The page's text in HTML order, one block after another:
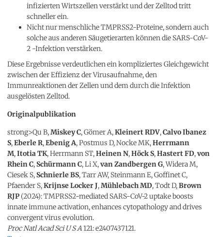
infizierten Wirtszellen verstärkt und der Zelltod tritt
schneller ein.
Nicht nur menschliche TMPRSS2-Proteine, sondern auch
solche aus anderen Säugetierarten können die SARS-CoV-
2 -Infektion verstärken.
Diese Ergebnisse verdeutlichen ein kompliziertes Gleichgewicht
zwischen der Effizienz der Virusaufnahme, den
Immunreaktionen der Zellen und dem durch die Infektion
ausgelösten Zelltod.
Originalpublikation
strong>Qu B, Miskey C, Gömer A, Kleinert RDV, Calvo Ibanez
S, Eberle R, Ebenig A, Postmus D, Nocke MK, Herrmann
M, Itotia TK, Herrmann ST, Heinen N, Höck S, Hastert FD, von
Rhein C, Schürmann C, Li X, van Zandbergen G, Widera M,
Ciesek S, Schnierle BS, Tarr AW, Steinmann E, Goffinet C,
Pfaender S, Krijnse Locker J, Mühlebach MD, Todt D, Brown
RJP (2024): TMPRSS2-mediated SARS-CoV-2 uptake boosts
innate immune activation, enhances cytopathology and drives
convergent virus evolution.
Proc Natl Acad Sci U S A 121: e2407437121.